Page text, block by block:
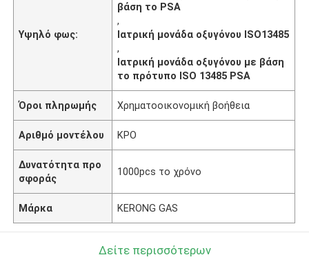
Υψηλό φως:
βάση το PSA
,
Ιατρική μονάδα οξυγόνου ISO13485
,
Ιατρική μονάδα οξυγόνου με βάση
το πρότυπο ISO 13485 PSA
Όροι πληρωμής Χρηματοοικονομική βοήθεια
Αριθμό μοντέλου ΚΡΟ
Δυνατότητα προ
σφοράς
1000pcs το χρόνο
Μάρκα KERONG GAS
Δείτε περισσότερων